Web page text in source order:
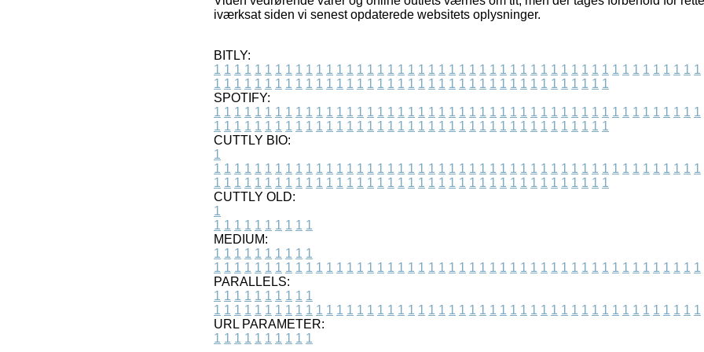
iværksat siden vi senest opdaterede websitets oplysninger.
BITLY:
1 1 1 1 1 1 1 1 1 1 1 1 1 1 1 1 1 1 1 1 1 1 1 1 1 1 1 1 1 1 1 1 1 1 1 1 1 1 1 1 1 1 1 1 1 1 1 1
1 1 1 1 1 1 1 1 1 1 1 1 1 1 1 1 1 1 1 1 1 1 1 1 1 1 1 1 1 1 1 1 1 1 1 1 1 1 1
SPOTIFY:
1 1 1 1 1 1 1 1 1 1 1 1 1 1 1 1 1 1 1 1 1 1 1 1 1 1 1 1 1 1 1 1 1 1 1 1 1 1 1 1 1 1 1 1 1 1 1 1
1 1 1 1 1 1 1 1 1 1 1 1 1 1 1 1 1 1 1 1 1 1 1 1 1 1 1 1 1 1 1 1 1 1 1 1 1 1 1
CUTTLY BIO:
1
1 1 1 1 1 1 1 1 1 1 1 1 1 1 1 1 1 1 1 1 1 1 1 1 1 1 1 1 1 1 1 1 1 1 1 1 1 1 1 1 1 1 1 1 1 1 1 1
1 1 1 1 1 1 1 1 1 1 1 1 1 1 1 1 1 1 1 1 1 1 1 1 1 1 1 1 1 1 1 1 1 1 1 1 1 1 1
CUTTLY OLD:
1
1 1 1 1 1 1 1 1 1 1
MEDIUM:
1 1 1 1 1 1 1 1 1 1
1 1 1 1 1 1 1 1 1 1 1 1 1 1 1 1 1 1 1 1 1 1 1 1 1 1 1 1 1 1 1 1 1 1 1 1 1 1 1 1 1 1 1 1 1 1 1 1
PARALLELS:
1 1 1 1 1 1 1 1 1 1
1 1 1 1 1 1 1 1 1 1 1 1 1 1 1 1 1 1 1 1 1 1 1 1 1 1 1 1 1 1 1 1 1 1 1 1 1 1 1 1 1 1 1 1 1 1 1 1
URL PARAMETER:
1 1 1 1 1 1 1 1 1 1